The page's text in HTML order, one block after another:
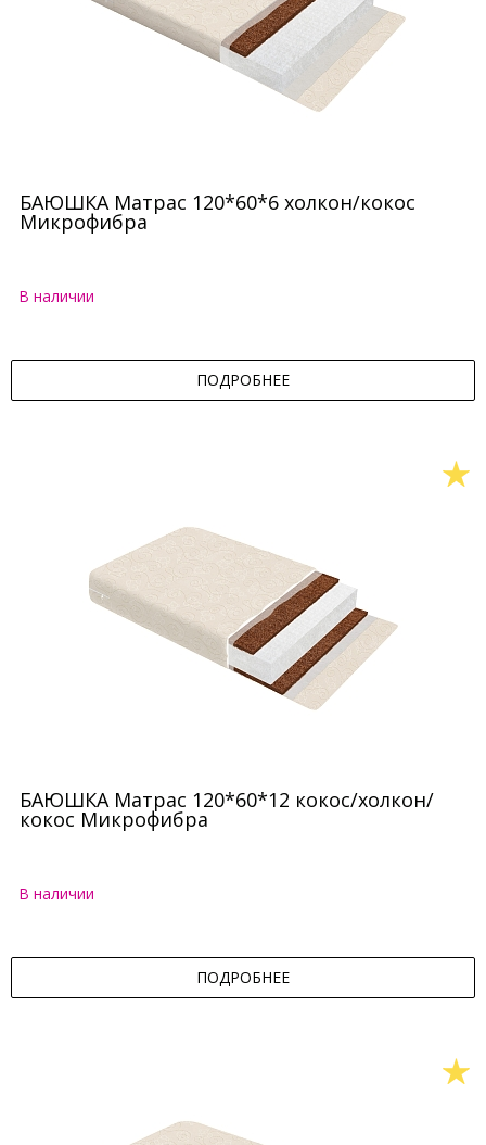
БАЮШКА Матрас 120*60*6 холкон/кокос
Микрофибра
В наличии
ПОДРОБНЕЕ
БАЮШКА Матрас 120*60*12 кокос/холкон/
кокос Микрофибра
В наличии
ПОДРОБНЕЕ